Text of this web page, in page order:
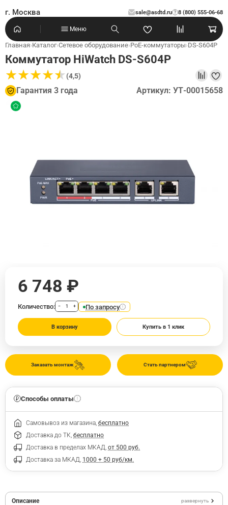
г. Москва sale@asdtd.ru 8 (800) 555-06-68
?
Меню
Главная›Каталог›Сетевое оборудование›PoE-коммутаторы›DS-S604P
Коммутатор HiWatch DS-S604P
★★★★★
★★★★★(4,5)
Гарантия 3 года Артикул: УТ-00015658
Стать партнером
Заказать монтаж
6 748 ₽
Количество: − + По запросу
В корзину Купить в 1 клик
Способы оплаты
Самовывоз из магазина, бесплатно
Доставка до ТК, бесплатно
Доставка в пределах МКАД, от 500 руб.
Доставка за МКАД, 1000 + 50 руб/км.
Описание развернуть